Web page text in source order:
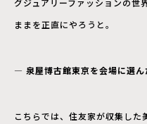
グジュアリーファッションの世
ままを正直にやろうと。
― 泉屋博古館東京を会場に選ん
こちらでは、住友家が収集し